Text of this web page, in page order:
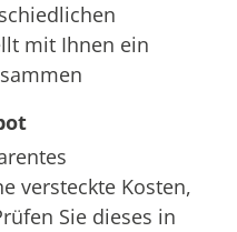
mit Ihnen ein
versteckte Kosten,
Sie dieses in